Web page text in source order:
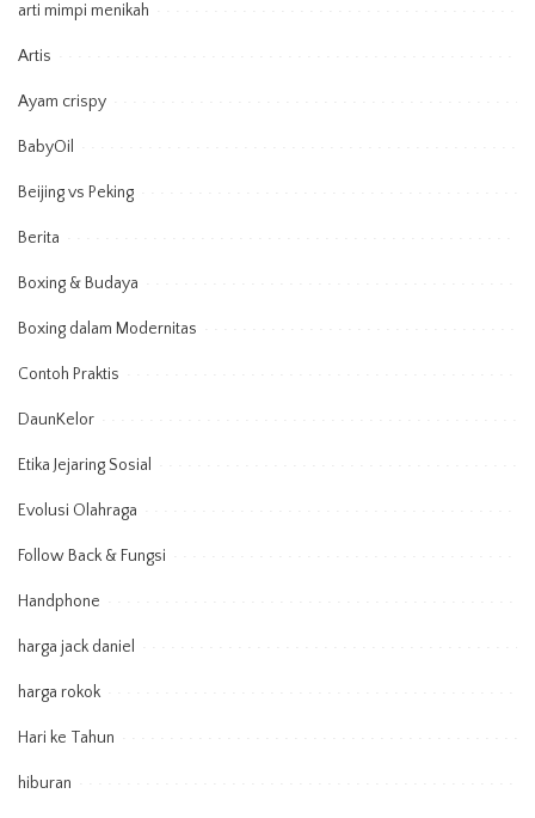
arti mimpi menikah
Artis
Ayam crispy
BabyOil
Beijing vs Peking
Berita
Boxing & Budaya
Boxing dalam Modernitas
Contoh Praktis
DaunKelor
Etika Jejaring Sosial
Evolusi Olahraga
Follow Back & Fungsi
Handphone
harga jack daniel
harga rokok
Hari ke Tahun
hiburan